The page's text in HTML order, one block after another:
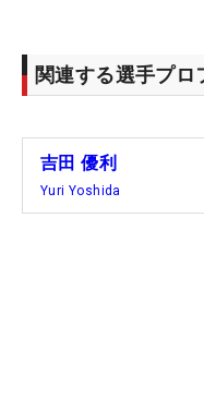
なことを考えながら
「1分をどうすれば
関連する選手プロ
吉田 優利
Yuri Yoshida